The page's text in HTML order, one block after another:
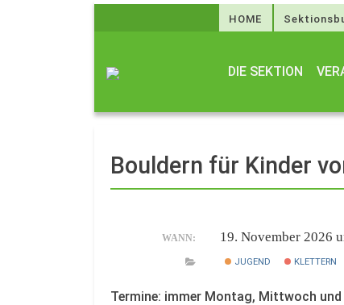
HOME
DIE SEKTION
Bouldern für Kinder
WANN: 19. November 2026
JUGEND KLETTERN
Termine: immer Montag, Mittwoch